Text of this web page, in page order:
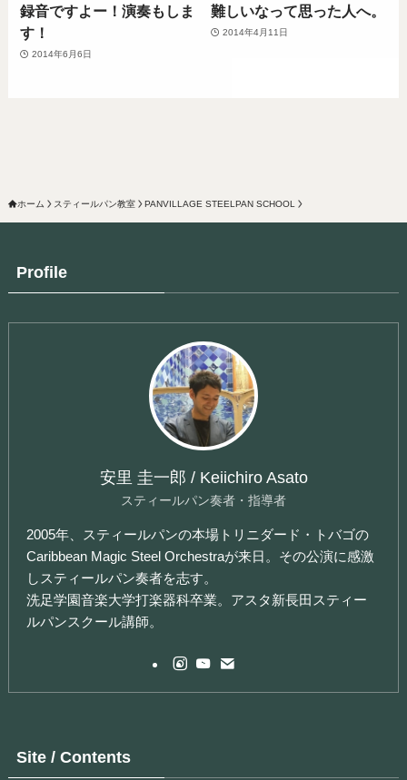
録音ですよー！演奏もしま
す！
2014年6月6日
難しいなって思った人へ。
2014年4月11日
ホーム スティールパン教室 PANVILLAGE STEELPAN SCHOOL
Profile
安里 圭一郎 / Keiichiro Asato
スティールパン奏者・指導者
2005年、スティールパンの本場トリニダード・トバゴの
Caribbean Magic Steel Orchestraが来日。その公演に感激
しスティールパン奏者を志す。
洗足学園音楽大学打楽器科卒業。アスタ新長田スティー
ルパンスクール講師。
Site / Contents